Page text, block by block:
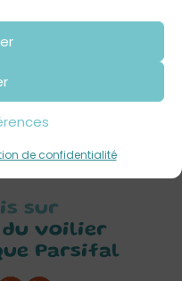
de confidentialité
boissons)
et plonger dans l’univers
à la voile, au cœur
sur
du voilier
Parsifal